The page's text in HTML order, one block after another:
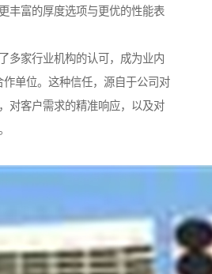
丰富的厚度选项与更优的性能表
多家行业机构的认可，成为业内
单位。这种信任，源自于公司对
对客户需求的精准响应，以及对